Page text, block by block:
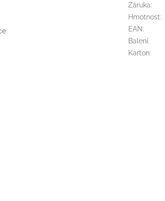
Záruka:
Hmotnost:
EAN:
Balení:
Karton: